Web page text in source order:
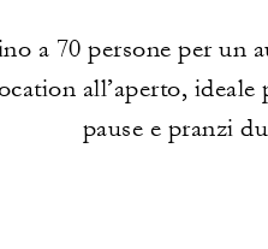
a 70 persone per un
all’aperto,
pause e pranzi